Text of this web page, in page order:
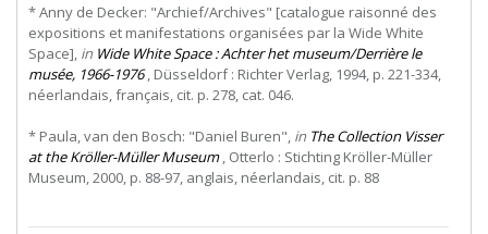
* Anny de Decker: "Archief/Archives" [catalogue raisonné des
expositions et manifestations organisées par la Wide White
Space], in Wide White Space : Achter het museum/Derrière le
musée, 1966-1976, Düsseldorf : Richter Verlag, 1994, p. 221-334,
néerlandais, français, cit. p. 278, cat. 046.
* Paula, van den Bosch: "Daniel Buren", in The Collection Visser
at the Kröller-Müller Museum, Otterlo : Stichting Kröller-Müller
Museum, 2000, p. 88-97, anglais, néerlandais, cit. p. 88